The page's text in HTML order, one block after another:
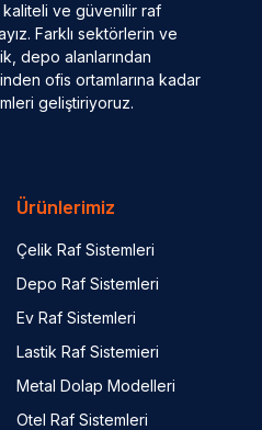
ve güvenilir raf
Farklı sektörlerin ve
depo alanlarından
ofis ortamlarına kadar
geliştiriyoruz.
Ürünlerimiz
Çelik Raf Sistemleri
Depo Raf Sistemleri
Ev Raf Sistemleri
Lastik Raf Sistemieri
Metal Dolap Modelleri
Otel Raf Sistemleri